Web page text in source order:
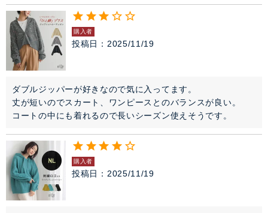
購入者
投稿日 2025/11/19
ダブルジッパーが好きなので気に入ってます。
丈が短いのでスカート、ワンピースとのバランスが良い。
コートの中にも着れるので長いシーズン使えそうです。
購入者
投稿日 2025/11/19